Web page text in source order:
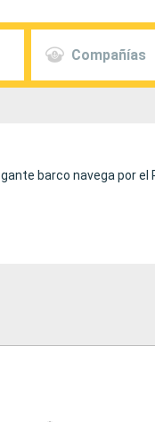
Compañías
barco navega por